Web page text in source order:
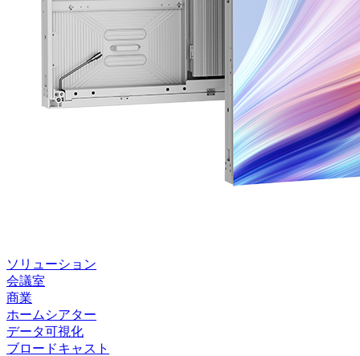
ソリューション
会議室
商業
ホームシアター
データ可視化
ブロードキャスト